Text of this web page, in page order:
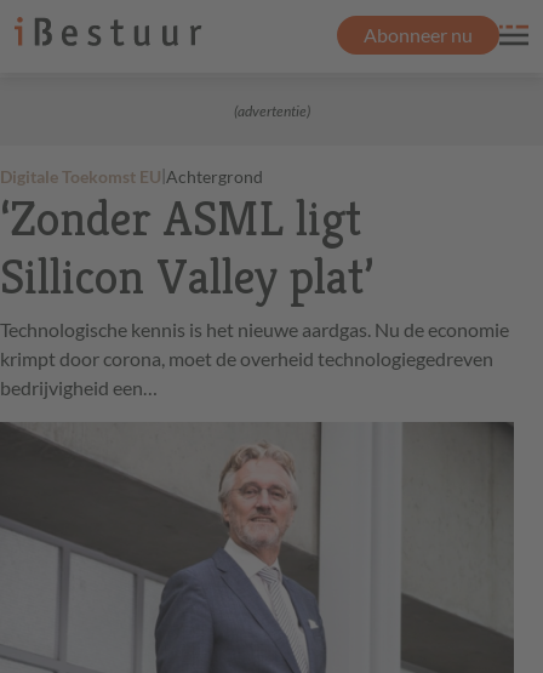
Abonneer nu
(advertentie)
Digitale Toekomst EU|Achtergrond
‘Zonder ASML ligt
Sillicon Valley plat’
Technologische kennis is het nieuwe aardgas. Nu de economie
krimpt door corona, moet de overheid technologiegedreven
bedrijvigheid een…